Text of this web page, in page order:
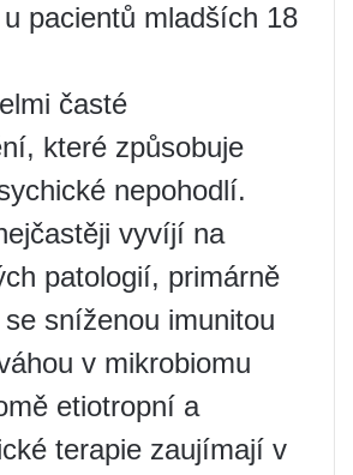
pacientů mladších 18
časté
které způsobuje
nepohodlí.
vyvíjí na
patologií, primárně
sníženou imunitou
v mikrobiomu
etiotropní a
terapie zaujímají v